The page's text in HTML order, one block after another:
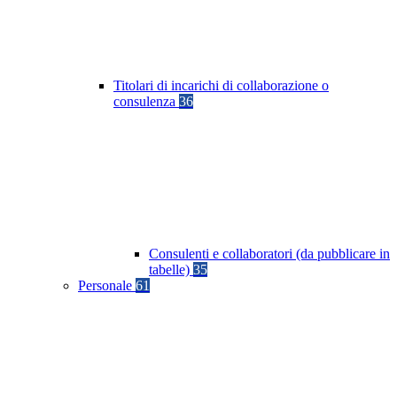
Titolari di incarichi di collaborazione o
consulenza 36
Consulenti e collaboratori (da pubblicare in
tabelle) 35
Personale 61